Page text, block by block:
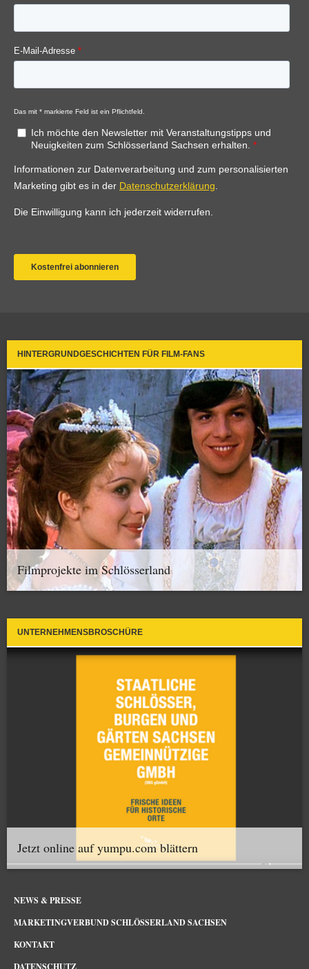
HINTERGRUNDGESCHICHTEN FÜR FILM-FANS
Filmprojekte im Schlösserland
UNTERNEHMENSBROSCHÜRE
Jetzt online auf yumpu.com blättern
NEWS & PRESSE
MARKETINGVERBUND SCHLÖSSERLAND SACHSEN
KONTAKT
DATENSCHUTZ